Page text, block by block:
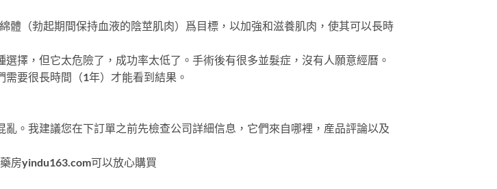
體（勃起期間保持血液的陰莖肌肉）爲目標，以加強和滋養肌肉，使其可以長時
擇，但它太危險了，成功率太低了。手術後有很多並髮症，沒有人願意經曆。
要很長時間（1年）才能看到結果。
。我建議您在下訂單之前先檢查公司詳細信息，它們來自哪裡，産品評論以及
房yindu163.com可以放心購買